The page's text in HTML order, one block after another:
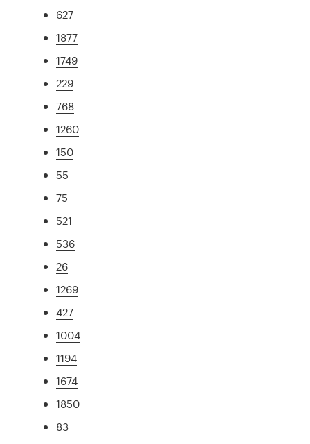
627
1877
1749
229
768
1260
150
55
75
521
536
26
1269
427
1004
1194
1674
1850
83